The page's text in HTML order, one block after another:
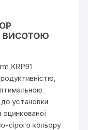
ВИСОТОЮ
KRP91
установки
оцинкованої
сірого кольору